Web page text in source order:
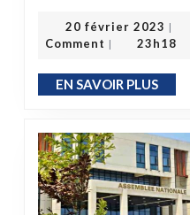
20 février 2023 20 février 2023
|
Comment | 23h18
EN SAVOIR PLUSEN SAVOIR PLUS